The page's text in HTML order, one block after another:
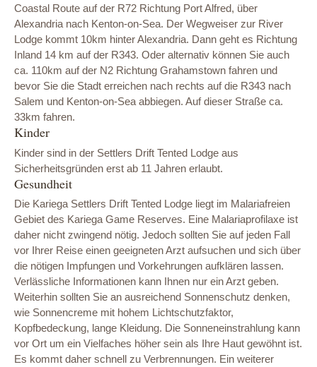
Coastal Route auf der R72 Richtung Port Alfred, über
Alexandria nach Kenton-on-Sea. Der Wegweiser zur River
Lodge kommt 10km hinter Alexandria. Dann geht es Richtung
Inland 14 km auf der R343. Oder alternativ können Sie auch
ca. 110km auf der N2 Richtung Grahamstown fahren und
bevor Sie die Stadt erreichen nach rechts auf die R343 nach
Salem und Kenton-on-Sea abbiegen. Auf dieser Straße ca.
33km fahren.
Kinder
Kinder sind in der Settlers Drift Tented Lodge aus
Sicherheitsgründen erst ab 11 Jahren erlaubt.
Gesundheit
Die Kariega Settlers Drift Tented Lodge liegt im Malariafreien
Gebiet des Kariega Game Reserves. Eine Malariaprofilaxe ist
daher nicht zwingend nötig. Jedoch sollten Sie auf jeden Fall
vor Ihrer Reise einen geeigneten Arzt aufsuchen und sich über
die nötigen Impfungen und Vorkehrungen aufklären lassen.
Verlässliche Informationen kann Ihnen nur ein Arzt geben.
Weiterhin sollten Sie an ausreichend Sonnenschutz denken,
wie Sonnencreme mit hohem Lichtschutzfaktor,
Kopfbedeckung, lange Kleidung. Die Sonneneinstrahlung kann
vor Ort um ein Vielfaches höher sein als Ihre Haut gewöhnt ist.
Es kommt daher schnell zu Verbrennungen. Ein weiterer